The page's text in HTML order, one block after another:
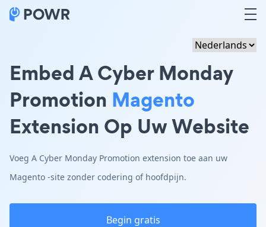
Embed A Cyber Monday
Promotion Magento
Extension Op Uw Website
Voeg A Cyber Monday Promotion extension toe aan uw
Magento -site zonder codering of hoofdpijn.
Begin gratis